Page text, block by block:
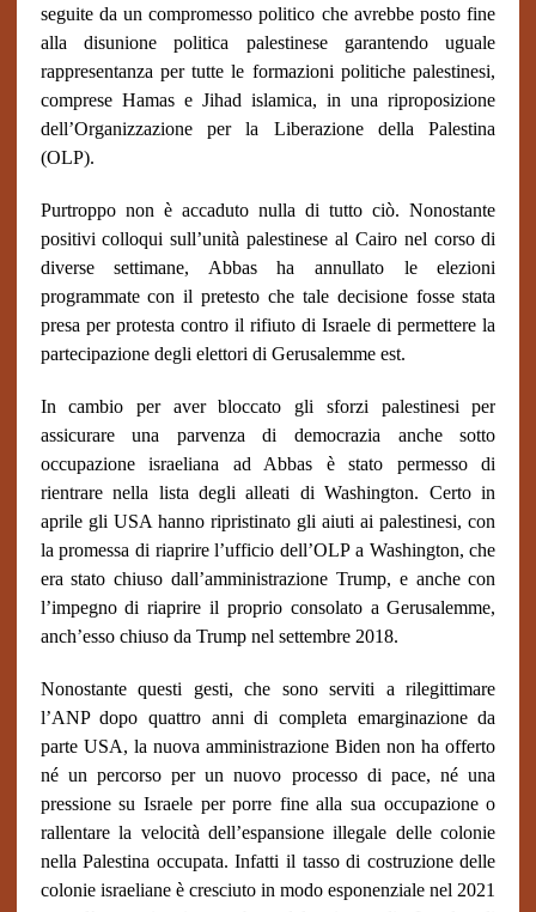
seguite da un compromesso politico che avrebbe posto fine
alla disunione politica palestinese garantendo uguale
rappresentanza per tutte le formazioni politiche palestinesi,
comprese Hamas e Jihad islamica, in una riproposizione
dell’Organizzazione per la Liberazione della Palestina
(OLP).
Purtroppo non è accaduto nulla di tutto ciò. Nonostante
positivi colloqui sull’unità palestinese al Cairo nel corso di
diverse settimane, Abbas ha annullato le elezioni
programmate con il pretesto che tale decisione fosse stata
presa per protesta contro il rifiuto di Israele di permettere la
partecipazione degli elettori di Gerusalemme est.
In cambio per aver bloccato gli sforzi palestinesi per
assicurare una parvenza di democrazia anche sotto
occupazione israeliana ad Abbas è stato permesso di
rientrare nella lista degli alleati di Washington. Certo in
aprile gli USA hanno ripristinato gli aiuti ai palestinesi, con
la promessa di riaprire l’ufficio dell’OLP a Washington, che
era stato chiuso dall’amministrazione Trump, e anche con
l’impegno di riaprire il proprio consolato a Gerusalemme,
anch’esso chiuso da Trump nel settembre 2018.
Nonostante questi gesti, che sono serviti a rilegittimare
l’ANP dopo quattro anni di completa emarginazione da
parte USA, la nuova amministrazione Biden non ha offerto
né un percorso per un nuovo processo di pace, né una
pressione su Israele per porre fine alla sua occupazione o
rallentare la velocità dell’espansione illegale delle colonie
nella Palestina occupata. Infatti il tasso di costruzione delle
colonie israeliane è cresciuto in modo esponenziale nel 2021